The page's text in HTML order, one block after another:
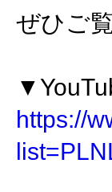
ぜひご
https://